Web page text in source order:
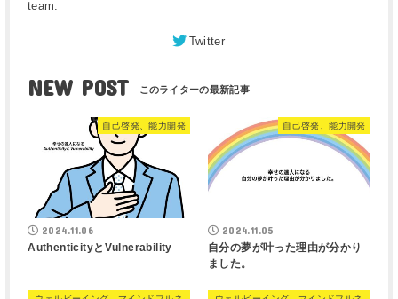
team.
Twitter
NEW POST
自己啓発、能力開発
2024.11.06
AuthenticityとVulnerability
自己啓発、能力開発
2024.11.05
自分の夢が叶った理由が分かり
ました。